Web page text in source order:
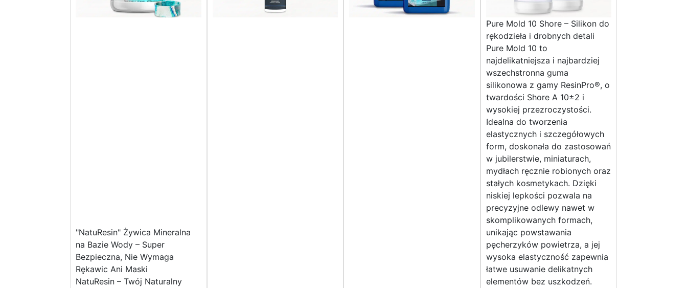
"NatuResin" Żywica Mineralna
na Bazie Wody – Super
Bezpieczna, Nie Wymaga
Rękawic Ani Maski
NatuResin – Twój Naturalny
Pure Mold 10 Shore – Silikon do
rękodzieła i drobnych detali
Pure Mold 10 to
najdelikatniejsza i najbardziej
wszechstronna guma
silikonowa z gamy ResinPro®, o
twardości Shore A 10±2 i
wysokiej przezroczystości.
Idealna do tworzenia
elastycznych i szczegółowych
form, doskonała do zastosowań
w jubilerstwie, miniaturach,
mydłach ręcznie robionych oraz
stałych kosmetykach. Dzięki
niskiej lepkości pozwala na
precyzyjne odlewy nawet w
skomplikowanych formach,
unikając powstawania
pęcherzyków powietrza, a jej
wysoka elastyczność zapewnia
łatwe usuwanie delikatnych
elementów bez uszkodzeń.